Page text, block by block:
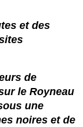
et des
de
le Royneau
une
noires et de